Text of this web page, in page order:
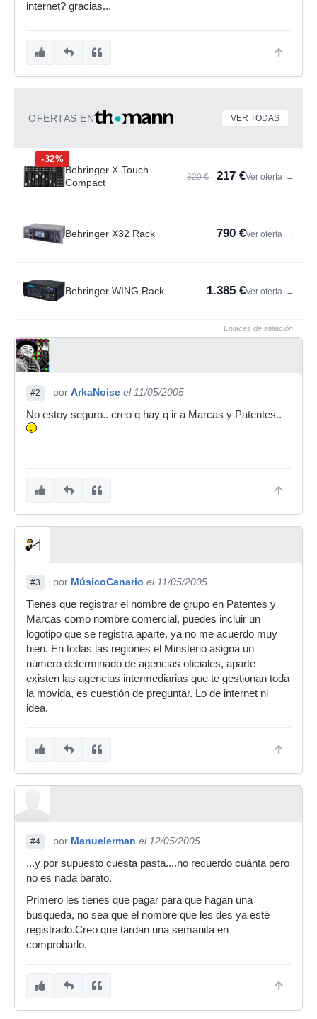
internet? gracias...
OFERTAS EN VER TODAS
-32%
Behringer X-Touch
Compact
320 € 217 €Ver oferta →
Behringer X32 Rack 790 €Ver oferta →
Behringer WING Rack 1.385 €Ver oferta →
Enlaces de afiliación
#2 por ArkaNoise el 11/05/2005
No estoy seguro.. creo q hay q ir a Marcas y Patentes..
#3 por MúsicoCanario el 11/05/2005
Tienes que registrar el nombre de grupo en Patentes y
Marcas como nombre comercial, puedes incluir un
logotipo que se registra aparte, ya no me acuerdo muy
bien. En todas las regiones el Minsterio asigna un
número determinado de agencias oficiales, aparte
existen las agencias intermediarias que te gestionan toda
la movida, es cuestión de preguntar. Lo de internet ni
idea.
#4 por Manuelerman el 12/05/2005
...y por supuesto cuesta pasta....no recuerdo cuánta pero
no es nada barato.
Primero les tienes que pagar para que hagan una
busqueda, no sea que el nombre que les des ya esté
registrado.Creo que tardan una semanita en
comprobarlo.